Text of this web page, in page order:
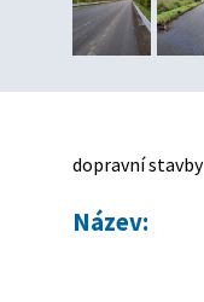
dopravní stavby
Název: